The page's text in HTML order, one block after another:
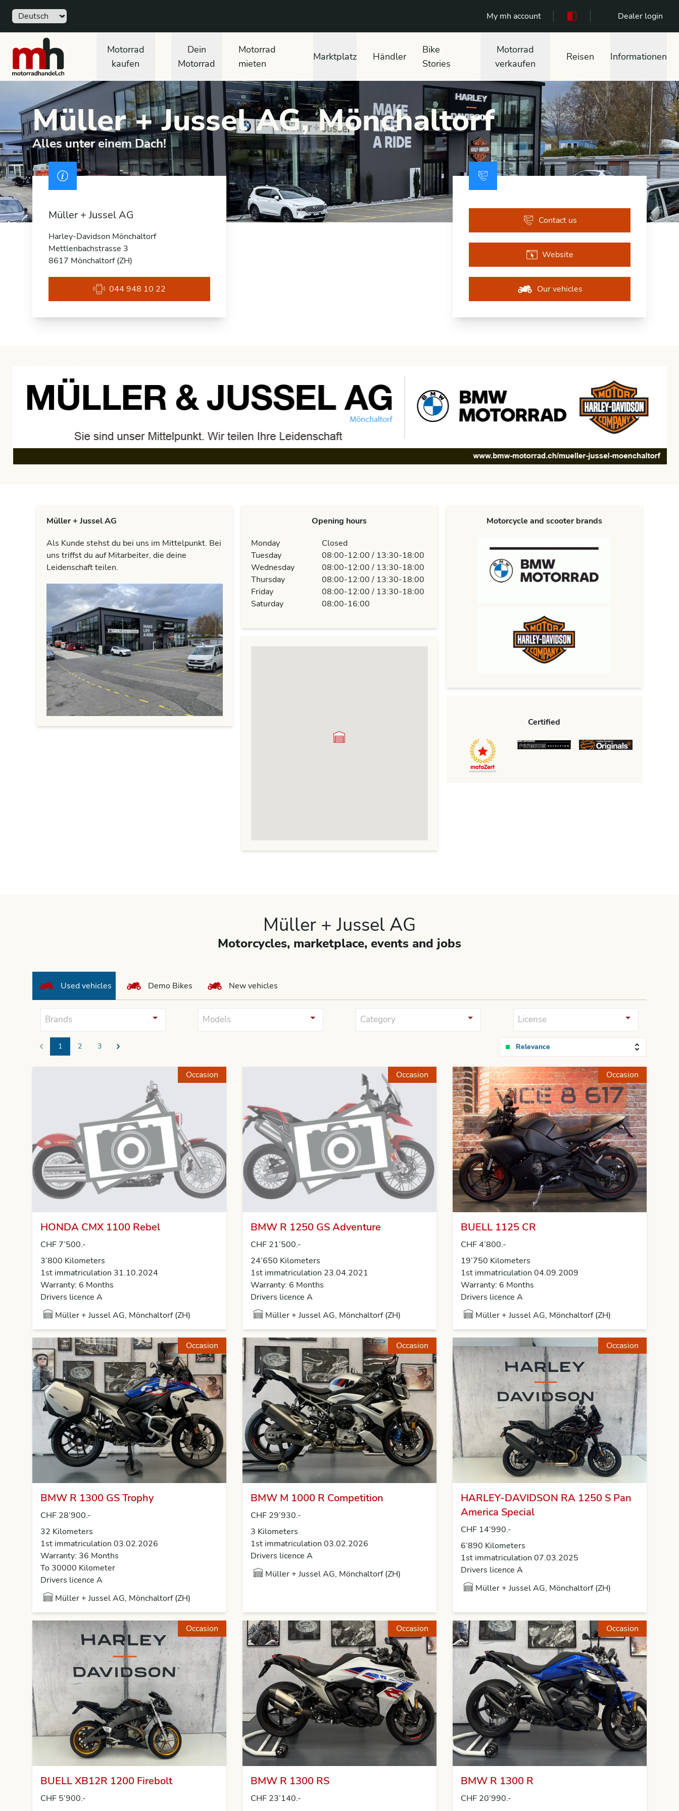
Sprache My mh account Dealer login
motorradhandel.ch
Motorrad
kaufen
Dein
Motorrad
Motorrad
mieten
Marktplatz Händler
Bike
Stories
Motorrad
verkaufen
Reisen Informationen
Müller + Jussel AG, Mönchaltorf
Alles unter einem Dach!
Drivers licence
Müller + Jussel AG
Harley-Davidson Mönchaltorf
Mettlenbachstrasse 3
8617 Mönchaltorf (ZH)
044 948 10 22
Contact us
Website
Our vehicles
Müller + Jussel AG
Als Kunde stehst du bei uns im Mittelpunkt. Bei
uns triffst du auf Mitarbeiter, die deine
Leidenschaft teilen.
Opening hours
Monday
Closed
Tuesday
08:00-12:00 / 13:30-18:00
Wednesday
08:00-12:00 / 13:30-18:00
Thursday
08:00-12:00 / 13:30-18:00
Friday
08:00-12:00 / 13:30-18:00
Saturday
08:00-16:00
Motorcycle and scooter brands
Certified
Müller + Jussel AG
Motorcycles, marketplace, events and jobs
Used vehicles Demo Bikes New vehicles
Brands Models Category License
Previous
1 2 3 Next Relevance
Occasion
HONDA CMX 1100 Rebel
CHF 7’500.-
3’800 Kilometers
1st immatriculation 31.10.2024
Warranty: 6 Months
Drivers licence A
Müller + Jussel AG, Mönchaltorf (ZH)
Occasion
BMW R 1250 GS Adventure
CHF 21’500.-
24’650 Kilometers
1st immatriculation 23.04.2021
Warranty: 6 Months
Drivers licence A
Müller + Jussel AG, Mönchaltorf (ZH)
Occasion
BUELL 1125 CR
CHF 4’800.-
19’750 Kilometers
1st immatriculation 04.09.2009
Warranty: 6 Months
Drivers licence A
Müller + Jussel AG, Mönchaltorf (ZH)
Occasion
BMW R 1300 GS Trophy
CHF 28’900.-
32 Kilometers
1st immatriculation 03.02.2026
Warranty: 36 Months
To 30000 Kilometer
Drivers licence A
Müller + Jussel AG, Mönchaltorf (ZH)
Occasion
BMW M 1000 R Competition
CHF 29’930.-
3 Kilometers
1st immatriculation 03.02.2026
Drivers licence A
Müller + Jussel AG, Mönchaltorf (ZH)
Occasion
HARLEY-DAVIDSON RA 1250 S Pan
America Special
CHF 14’990.-
6’890 Kilometers
1st immatriculation 07.03.2025
Drivers licence A
Müller + Jussel AG, Mönchaltorf (ZH)
Occasion
BUELL XB12R 1200 Firebolt
CHF 5’900.-
Occasion
BMW R 1300 RS
CHF 23’140.-
Occasion
BMW R 1300 R
CHF 20’990.-